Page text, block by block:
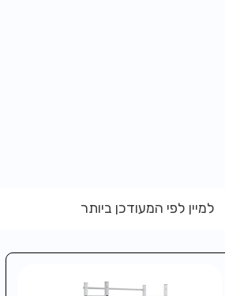
למיין לפי המעודכן ביותר